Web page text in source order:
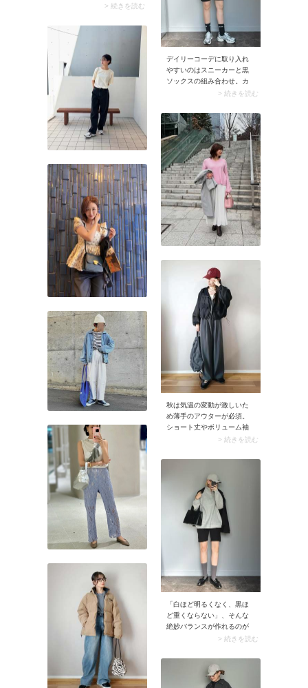
ンジュールサガン）で人気
料、その他については、商
品のサイズや色等によって
異なる場合があります
BONJOUR SAGAN（ボンジ
ュールサガン）裾フレアバ
ルーンスリーブシャツブラ
ウス【公式】ZOZOTOWNで
BONJOUR SAGAN（ボンジ
ュールサガン）フライヨー
クストライプシャツ【公
式】ZOZOTOWNで見る楽天
市場で見るBONJOUR
SAGAN（ボンジュールサガ
ン）アシメフリルシャツ
【公式】ZOZOTOWNで見る
楽天市場で見る →
BONJOUR SAGAN（ボンジ
ュールサガン）の
ZOZOTOWNページへ行く
（AD）
に着ることで保温性が高ま
ップ。シャツが主役となる
ため、ひと足早く春っぽい
装いが楽しめます。
> 続きを読む
デイリーコーデに取り入れ
やすいのはスニーカーと黒
ソックスの組み合わせ。カ
ジュアルなスニーカーに黒
が締まり、着こなしがグッ
と大人っぽく仕上がりま
す。またリラックスしたシ
ルエットのメンズライクな
服装のときにも黒ソックス
はおすすめ。スタイリング
の締め役となり、ラフにな
りすぎないバランス抜群な
カジュアルコーデが完成し
ます。
> 続きを読む
秋は気温の変動が激しいた
め薄手のアウターが必須。
ショート丈やボリューム袖
など、ちょっぴりインパク
おしゃれな仕上がりに。
> 続きを読む
「白ほど明るくなく、黒ほ
ど重くならない」、そんな
絶妙バランスが作れるのが
グレーの靴下です。控えめ
コーデを引き締めてくれま
す。スタイリングから浮き
にくいカラーなので、迷っ
> 続きを読む